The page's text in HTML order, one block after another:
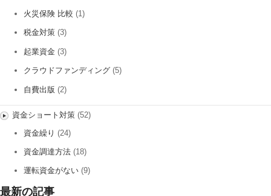
火災保険 比較 (1)
税金対策 (3)
起業資金 (3)
クラウドファンディング (5)
自費出版 (2)
資金ショート対策(52)
資金繰り (24)
資金調達方法 (18)
運転資金がない (9)
最新の記事